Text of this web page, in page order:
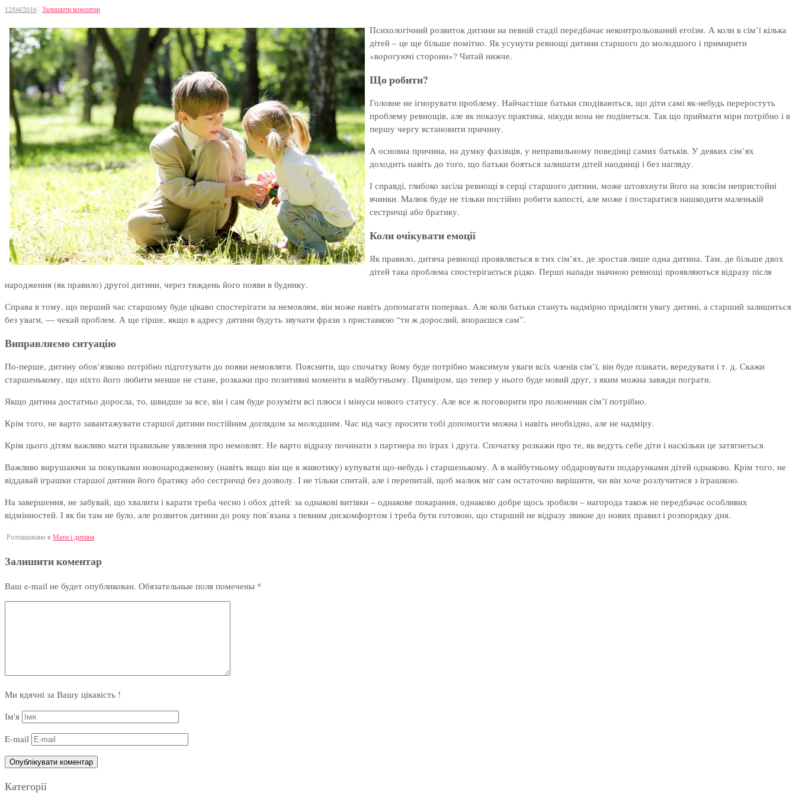
12/04/2016 · Залишити коментар
Психологічний розвиток дитини на певній стадії передбачає неконтрольований егоїзм. А коли в сім’ї кілька
дітей – це ще більше помітно. Як усунути ревнощі дитини старшого до молодшого і примирити
«ворогуючі сторони»? Читай нижче.
Що робити?
Головне не ігнорувати проблему. Найчастіше батьки сподіваються, що діти самі як-небудь переростуть
проблему ревнощів, але як показує практика, нікуди вона не подінеться. Так що приймати міри потрібно і в
першу чергу встановити причину.
А основна причина, на думку фахівців, у неправильному поведінці самих батьків. У деяких сім’ях
доходить навіть до того, що батьки бояться залишати дітей наодинці і без нагляду.
І справді, глибоко засіла ревнощі в серці старшого дитини, може штовхнути його на зовсім непристойні
вчинки. Малюк буде не тільки постійно робити капості, але може і постаратися нашкодити маленькій
сестричці або братику.
Коли очікувати емоції
Як правило, дитяча ревнощі проявляється в тих сім’ях, де зростав лише одна дитина. Там, де більше двох
дітей така проблема спостерігається рідко. Перші напади значною ревнощі проявляються відразу після
народження (як правило) другої дитини, через тиждень його появи в будинку.
Справа в тому, що перший час старшому буде цікаво спостерігати за немовлям, він може навіть допомагати попервах. Але коли батьки стануть надмірно приділяти увагу дитині, а старший залишиться
без уваги, — чекай проблем. А ще гірше, якщо в адресу дитини будуть звучати фрази з приставкою “ти ж дорослий, впораєшся сам”.
Виправляємо ситуацію
По-перше, дитину обов’язково потрібно підготувати до появи немовляти. Пояснити, що спочатку йому буде потрібно максимум уваги всіх членів сім’ї, він буде плакати, вередувати і т. д. Скажи
старшенькому, що ніхто його любити менше не стане, розкажи про позитивні моменти в майбутньому. Приміром, що тепер у нього буде новий друг, з яким можна завжди пограти.
Якщо дитина достатньо доросла, то, швидше за все, він і сам буде розуміти всі плюси і мінуси нового статусу. Але все ж поговорити про полонении сім’ї потрібно.
Крім того, не варто завантажувати старшої дитини постійним доглядом за молодшим. Час від часу просити тобі допомогти можна і навіть необхідно, але не надміру.
Крім цього дітям важливо мати правильне уявлення про немовлят. Не варто відразу починати з партнера по іграх і друга. Спочатку розкажи про те, як ведуть себе діти і наскільки це затягнеться.
Важливо вирушаючи за покупками новонародженому (навіть якщо він ще в животику) купувати що-небудь і старшенькому. А в майбутньому обдаровувати подарунками дітей однаково. Крім того, не
віддавай іграшки старшої дитини його братику або сестричці без дозволу. І не тільки спитай, але і перепитай, щоб малюк міг сам остаточно вирішити, чи він хоче розлучитися з іграшкою.
На завершення, не забувай, що хвалити і карати треба чесно і обох дітей: за однакові витівки – однакове покарання, однаково добре щось зробили – нагорода також не передбачає особливих
відмінностей. І як би там не було, але розвиток дитини до року пов’язана з певним дискомфортом і треба бути готовою, що старший не відразу звикне до нових правил і розпорядку дня.
Розташовано в Мати і дитина
Залишити коментар
Ваш e-mail не будет опубликован. Обязательные поля помечены *
Ми вдячні за Вашу цікавість !
Ім'я
E-mail
Категорії